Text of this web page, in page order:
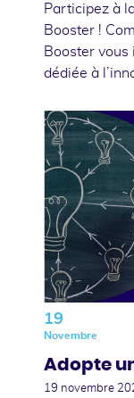
Participez à
Booster !
Booster
dédiée à
19
Novembre
Adopte
19 novembre